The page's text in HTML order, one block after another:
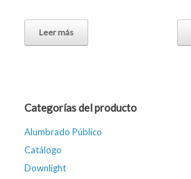
Leer más
Categorías del producto
Alumbrado Público
Catálogo
Downlight